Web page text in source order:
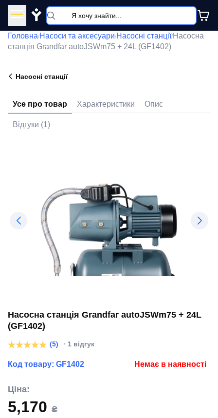
Y
Головна/Насоси та аксесуари/Насосні станції/Насосна
станція Grandfar autoJSWm75 + 24L (GF1402)
Насосні станції
Усе про товар Характеристики Опис
Відгуки (1)
Насосна станція Grandfar autoJSWm75 + 24L
(GF1402)
(5) · 1 відгук
Код товару: GF1402 Немає в наявності
Ціна:
5,170 ₴